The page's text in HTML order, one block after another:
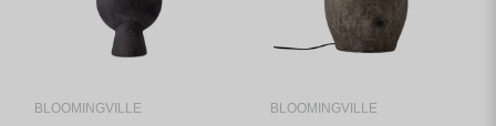
BLOOMINGVILLE
BLOOMINGVILLE